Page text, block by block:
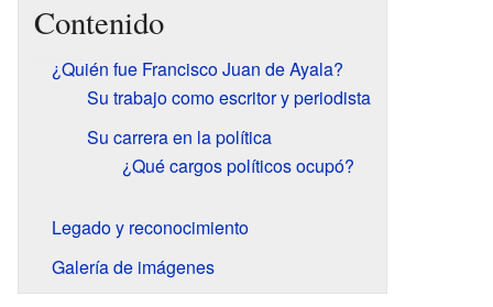
Contenido
¿Quién fue Francisco Juan de Ayala?
Su trabajo como escritor y periodista
Su carrera en la política
¿Qué cargos políticos ocupó?
Legado y reconocimiento
Galería de imágenes